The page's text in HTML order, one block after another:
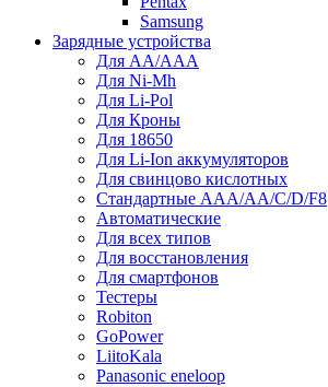
Samsung
Зарядные устройства
Для AA/AAA
Для Ni-Mh
Для Li-Pol
Для Кроны
Для 18650
Для Li-Ion аккумуляторов
Для свинцово кислотных
Стандартные ААА/АА/С/D/F8
Автоматические
Для всех типов
Для восстановления
Для смартфонов
Тестеры
Robiton
GoPower
LiitoKala
Panasonic eneloop